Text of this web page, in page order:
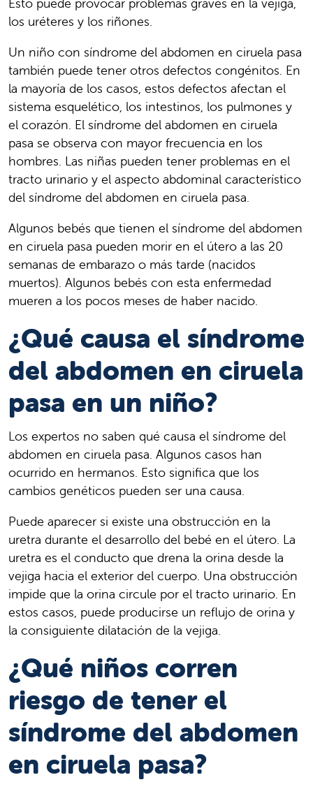
los uréteres y los riñones.
Un niño con síndrome del abdomen en ciruela pasa
también puede tener otros defectos congénitos. En
la mayoría de los casos, estos defectos afectan el
sistema esquelético, los intestinos, los pulmones y
el corazón. El síndrome del abdomen en ciruela
pasa se observa con mayor frecuencia en los
hombres. Las niñas pueden tener problemas en el
tracto urinario y el aspecto abdominal característico
del síndrome del abdomen en ciruela pasa.
Algunos bebés que tienen el síndrome del abdomen
en ciruela pasa pueden morir en el útero a las 20
semanas de embarazo o más tarde (nacidos
muertos). Algunos bebés con esta enfermedad
mueren a los pocos meses de haber nacido.
¿Qué causa el síndrome
del abdomen en ciruela
pasa en un niño?
Los expertos no saben qué causa el síndrome del
abdomen en ciruela pasa. Algunos casos han
ocurrido en hermanos. Esto significa que los
cambios genéticos pueden ser una causa.
Puede aparecer si existe una obstrucción en la
uretra durante el desarrollo del bebé en el útero. La
uretra es el conducto que drena la orina desde la
vejiga hacia el exterior del cuerpo. Una obstrucción
impide que la orina circule por el tracto urinario. En
estos casos, puede producirse un reflujo de orina y
la consiguiente dilatación de la vejiga.
¿Qué niños corren
riesgo de tener el
síndrome del abdomen
en ciruela pasa?